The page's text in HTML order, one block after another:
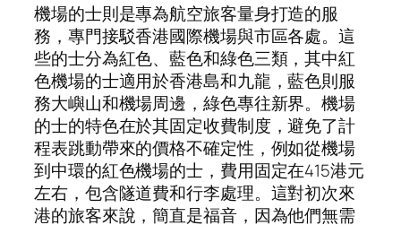
機場的士則是專為航空旅客量身打造的服
務，專門接駁香港國際機場與市區各處。這
些的士分為紅色、藍色和綠色三類，其中紅
色機場的士適用於香港島和九龍，藍色則服
務大嶼山和機場周邊，綠色專往新界。機場
的士的特色在於其固定收費制度，避免了計
程表跳動帶來的價格不確定性，例如從機場
到中環的紅色機場的士，費用固定在415港元
左右，包含隧道費和行李處理。這對初次來
港的旅客來說，簡直是福音，因為他們無需